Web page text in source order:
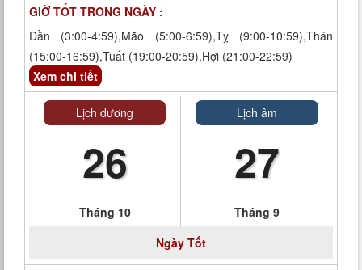
GIỜ TỐT TRONG NGÀY :
Dần (3:00-4:59),Mão (5:00-6:59),Tỵ (9:00-10:59),Thân
(15:00-16:59),Tuất (19:00-20:59),Hợi (21:00-22:59)
Xem chi tiết
Lịch dương
26
Tháng 10
Lịch âm
27
Tháng 9
Ngày Tốt